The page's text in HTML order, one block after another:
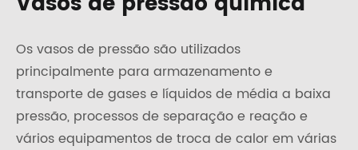
Os vasos de pressão são utilizados
principalmente para armazenamento e
transporte de gases e líquidos de média a baixa
pressão, processos de separação e reação e
vários equipamentos de troca de calor em várias